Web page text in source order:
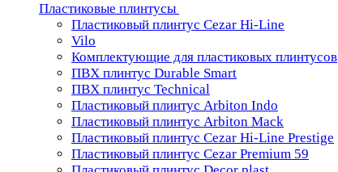
Пластиковые плинтусы
Пластиковый плинтус Cezar Hi-Line
Vilo
Комплектующие для пластиковых плинтусов
ПВХ плинтус Durable Smart
ПВХ плинтус Technical
Пластиковый плинтус Arbiton Indo
Пластиковый плинтус Arbiton Mack
Пластиковый плинтус Cezar Hi-Line Prestige
Пластиковый плинтус Cezar Premium 59